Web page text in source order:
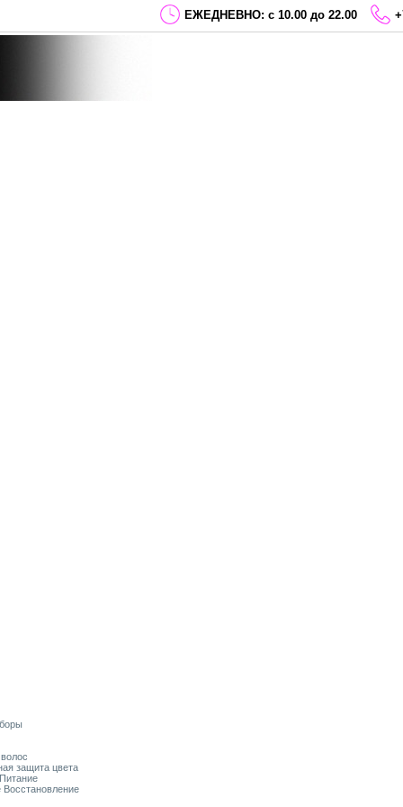
ЕЖЕДНЕВНО: с 10.00 до 22.00
защита цвета
Восстановление